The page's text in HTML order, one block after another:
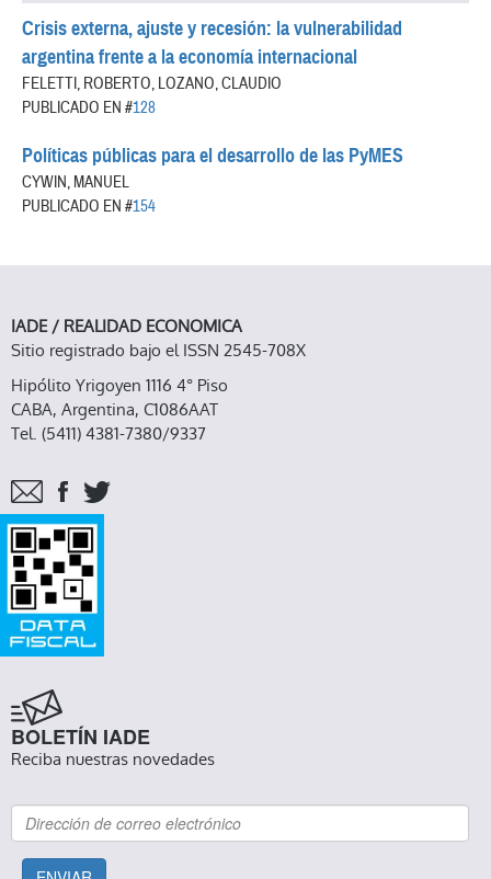
Crisis externa, ajuste y recesión: la vulnerabilidad
argentina frente a la economía internacional
FELETTI, ROBERTO, LOZANO, CLAUDIO
PUBLICADO EN #128
Políticas públicas para el desarrollo de las PyMES
CYWIN, MANUEL
PUBLICADO EN #154
IADE / REALIDAD ECONOMICA
Sitio registrado bajo el ISSN 2545-708X
Hipólito Yrigoyen 1116 4° Piso
CABA, Argentina, C1086AAT
Tel. (5411) 4381-7380/9337
BOLETÍN IADE
Reciba nuestras novedades